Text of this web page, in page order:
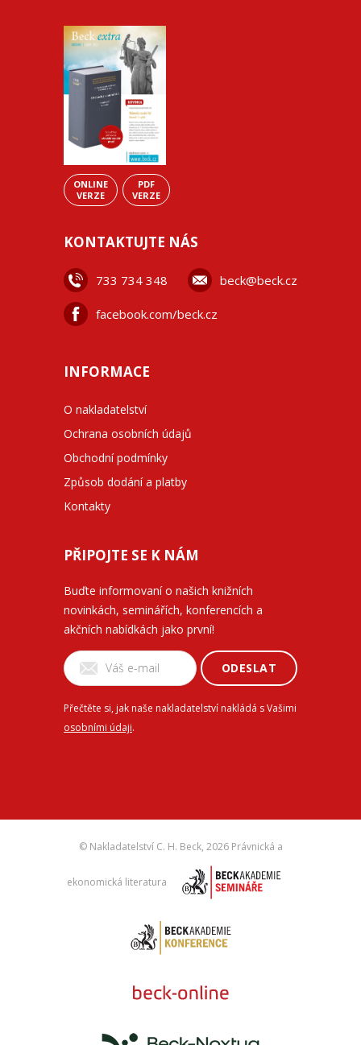
ONLINE
VERZE
PDF
VERZE
KONTAKTUJTE NÁS
733 734 348 beck@beck.cz
facebook.com/beck.cz
INFORMACE
O nakladatelství
Ochrana osobních údajů
Obchodní podmínky
Způsob dodání a platby
Kontakty
PŘIPOJTE SE K NÁM
Buďte informovaní o našich knižních
novinkách, seminářích, konferencích a
akčních nabídkách jako první!
ODESLAT
Přečtěte si, jak naše nakladatelství nakládá s Vašimi
osobními údaji.
© Nakladatelství C. H. Beck, 2026 Právnická a
ekonomická literatura